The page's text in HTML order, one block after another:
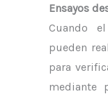
Ensayos
Cuando
pueden
para
mediante